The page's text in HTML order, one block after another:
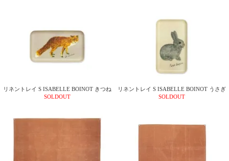
リネントレイ S ISABELLE BOINOT きつね
SOLDOUT
リネントレイ S ISABELLE BOINOT うさぎ
SOLDOUT